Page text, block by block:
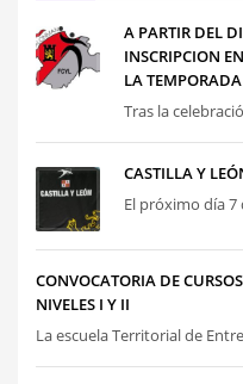
A PARTIR DEL
INSCRIPCION
LA
Tras la
CASTILLA Y
El próximo día 7
CONVOCATORIA DE
NIVELES I Y II
La escuela Territorial de